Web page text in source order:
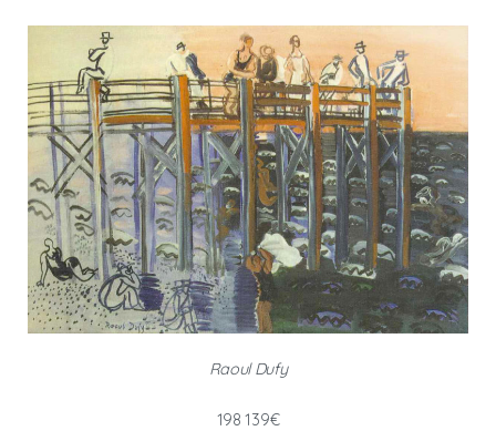
Raoul Dufy
198 139€